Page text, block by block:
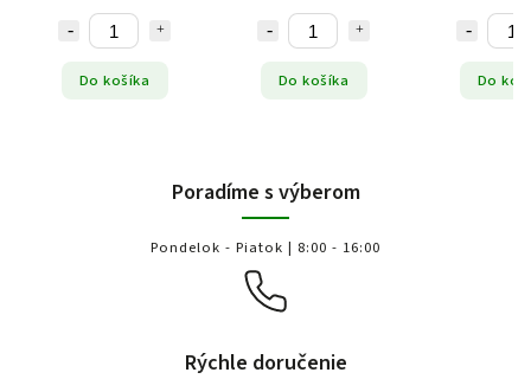
Do košíka Do košíka Do
Poradíme s výberom
Pondelok - Piatok | 8:00 - 16:00
Rýchle doručenie